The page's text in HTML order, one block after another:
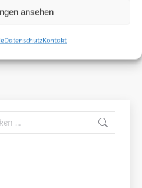
ansehen
DatenschutzKontakt
Hannover)
2023